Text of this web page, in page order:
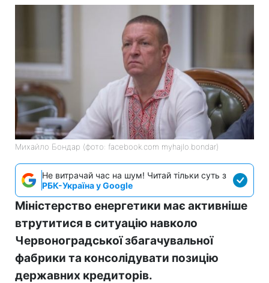
Михайло Бондар (фото: facebook.com myhajlo.bondar)
Не витрачай час на шум! Читай тільки суть з
РБК-Україна у Google
Міністерство енергетики має активніше
втрутитися в ситуацію навколо
Червоноградської збагачувальної
фабрики та консолідувати позицію
державних кредиторів.